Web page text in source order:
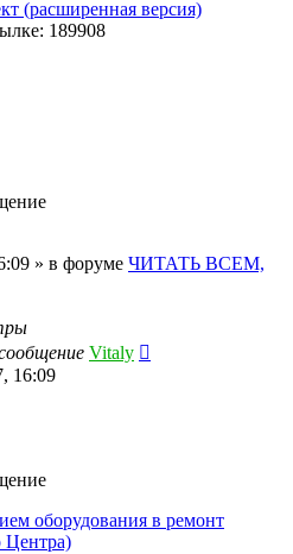
(расширенная версия)
189908
» в форуме ЧИТАТЬ ВСЕМ,
Vitaly
16:09
оборудования в ремонт
Центра)